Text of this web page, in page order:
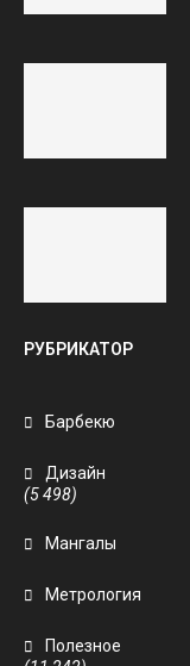
РУБРИКАТОР
Барбекю
Дизайн
(5 498)
Мангалы
Метрология
Полезное